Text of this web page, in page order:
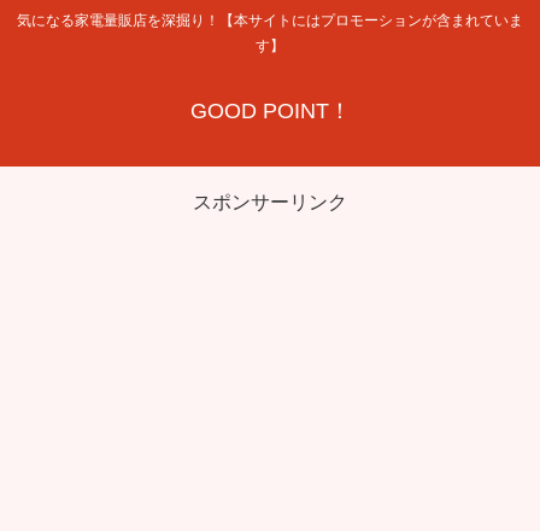
気になる家電量販店を深掘り！【本サイトにはプロモーションが含まれていま
す】
GOOD POINT！
スポンサーリンク